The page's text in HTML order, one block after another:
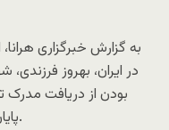
به گزارش خبرگزاری
در ایران، بهروز
بودن از دریافت مدرک
پایان تحصیلات به مشکل روبرو شده است.